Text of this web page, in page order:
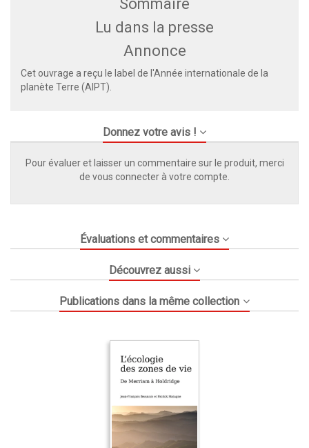
Sommaire
Lu dans la presse
Annonce
Cet ouvrage a reçu le label de l'Année internationale de la
planète Terre (AIPT).
Donnez votre avis !
Pour évaluer et laisser un commentaire sur le produit, merci
de vous connecter à votre compte.
Évaluations et commentaires
Découvrez aussi
Publications dans la même collection